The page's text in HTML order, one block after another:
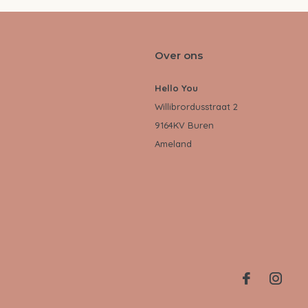
Over ons
Hello You
Willibrordusstraat 2
9164KV Buren
Ameland